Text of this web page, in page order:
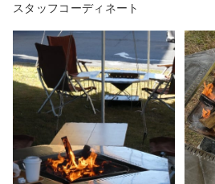
スタッフコーディネート